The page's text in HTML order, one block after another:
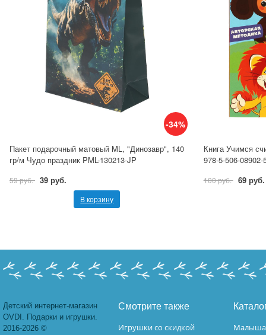
-34%
Пакет подарочный матовый ML, "Динозавр", 140
гр/м Чудо праздник PML-130213-JP
59 руб. 39 руб.
В корзину
Книга Учимся
978-5-506-08902-
100 руб. 69 руб.
Детский интернет-магазин
OVDI. Подарки и игрушки.
2016-2026 ©
Смотрите также
Игрушки со скидкой